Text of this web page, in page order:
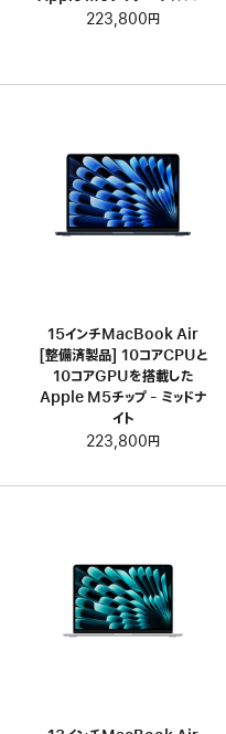
223,800円
15インチMacBook Air
[整備済製品] 10コアCPUと
10コアGPUを搭載した
Apple M5チップ - ミッドナ
イト
223,800円